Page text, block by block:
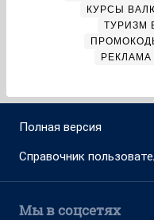
КУРСЫ
ТУРИЗМ
Полная версия
Справочник
Мы в соцсетях